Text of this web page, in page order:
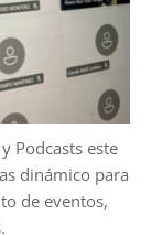
Podcasts este
dinámico para
de eventos,